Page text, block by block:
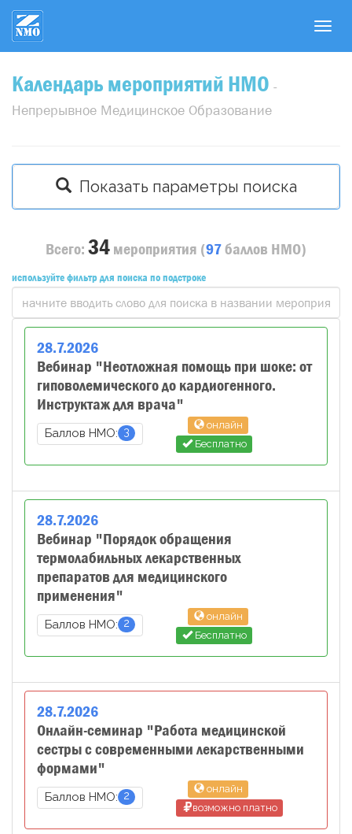
T
a
n
Календарь мероприятий НМО -
Непрерывное Медицинское Образование
Показать параметры поиска
Всего: 34 мероприятия (97баллов НМО)
используйте фильтр для поиска по подстроке
28.7.2026
Вебинар "Неотложная помощь при шоке: от
гиповолемического до кардиогенного.
Инструктаж для врача"
Баллов НМО: 3
онлайн
Бесплатно
28.7.2026
Вебинар "Порядок обращения
термолабильных лекарственных
препаратов для медицинского
применения"
Баллов НМО: 2
онлайн
Бесплатно
28.7.2026
Онлайн-семинар "Работа медицинской
сестры с современными лекарственными
формами"
Баллов НМО: 2
онлайн
возможно платно